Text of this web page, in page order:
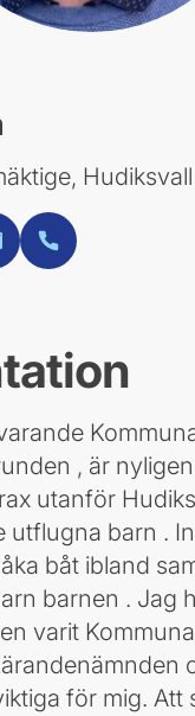
Hudiksvall
Telefon
, är
utanför
utflugna barn .
båt ibland
barnen . Jag
varit
för mig. Att